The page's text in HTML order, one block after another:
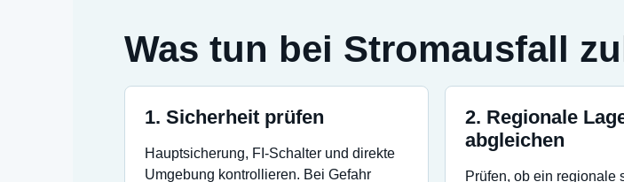
Was tun bei Stromausfall
1. Sicherheit prüfen
Hauptsicherung, FI-Schalter und direkte
Umgebung kontrollieren. Bei Gefahr
2. Regionale
abgleichen
Prüfen, ob ein regionale